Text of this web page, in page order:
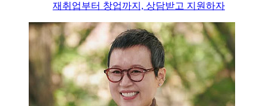
재취업부터 창업까지, 상담받고 지원하자